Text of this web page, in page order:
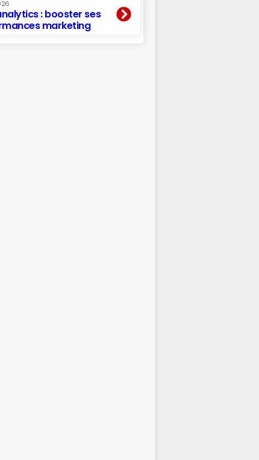
: booster ses
marketing